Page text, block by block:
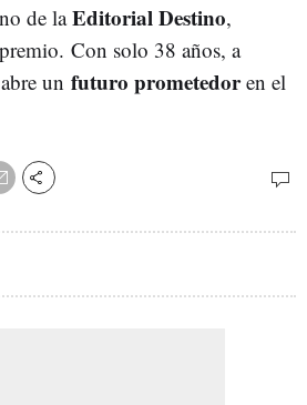
de laEditorial Destino,
Con solo 38 años, a
un futuro prometedoren el